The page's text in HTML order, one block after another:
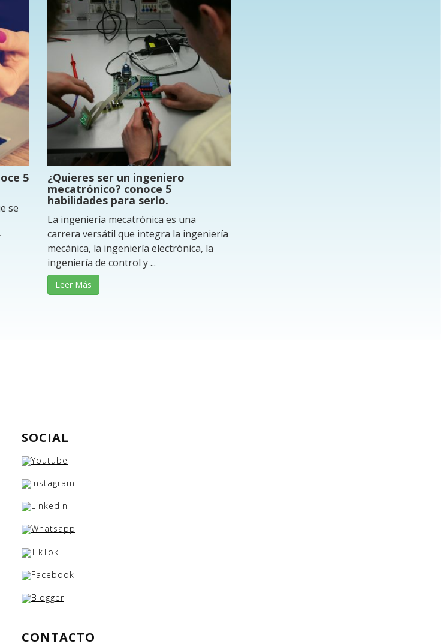
5
se
¿Quieres ser un ingeniero
mecatrónico? conoce 5
habilidades para serlo.
La ingeniería mecatrónica es una
carrera versátil que integra la ingeniería
mecánica, la ingeniería electrónica, la
ingeniería de control y ...
Leer Más
SOCIAL
CONTACTO